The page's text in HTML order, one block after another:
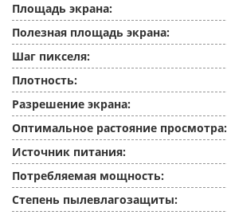
Площадь экрана:
Полезная площадь экрана:
Шаг пикселя:
Плотность:
Разрешение экрана:
Оптимальное растояние просмотра:
Источник питания:
Потребляемая мощность:
Степень пылевлагозащиты: